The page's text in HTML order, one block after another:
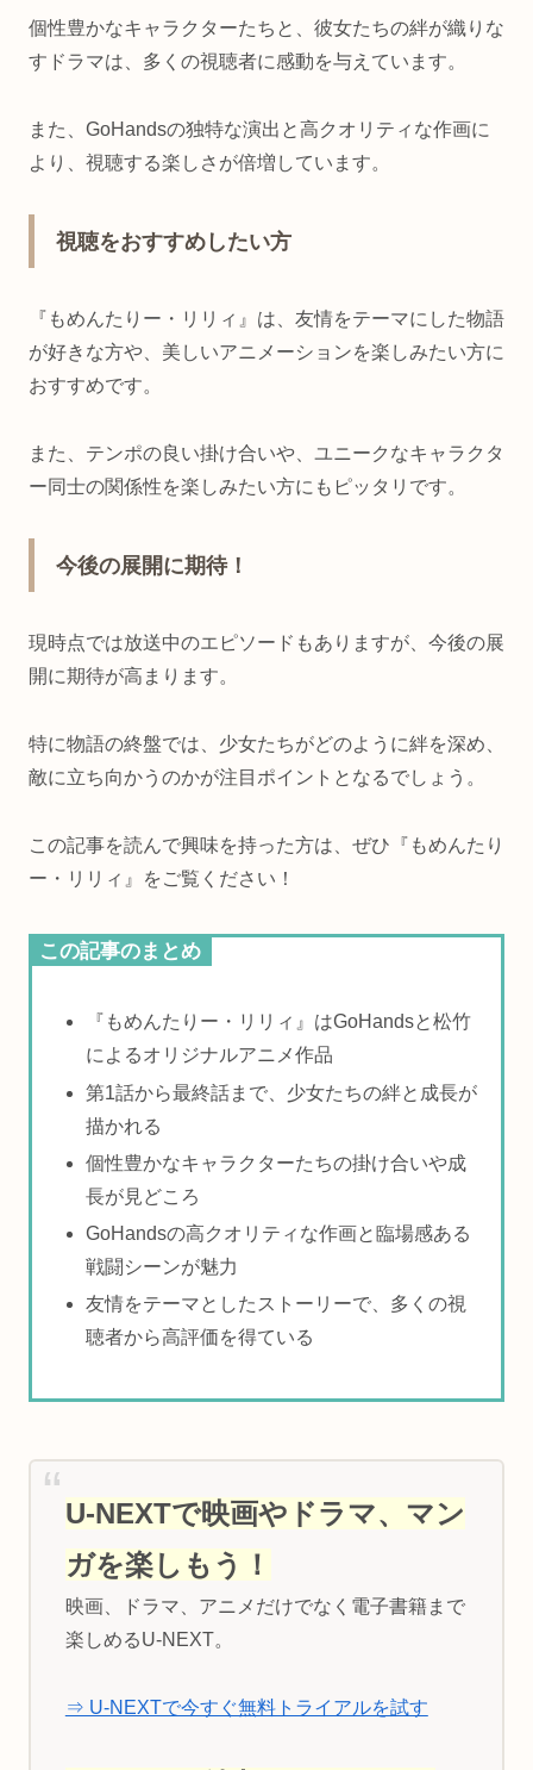
個性豊かなキャラクターたちと、彼女たちの絆が織りな
すドラマは、多くの視聴者に感動を与えています。
また、GoHandsの独特な演出と高クオリティな作画に
より、視聴する楽しさが倍増しています。
視聴をおすすめしたい方
『もめんたりー・リリィ』は、友情をテーマにした物語
が好きな方や、美しいアニメーションを楽しみたい方に
おすすめです。
また、テンポの良い掛け合いや、ユニークなキャラクタ
ー同士の関係性を楽しみたい方にもピッタリです。
今後の展開に期待！
現時点では放送中のエピソードもありますが、今後の展
開に期待が高まります。
特に物語の終盤では、少女たちがどのように絆を深め、
敵に立ち向かうのかが注目ポイントとなるでしょう。
この記事を読んで興味を持った方は、ぜひ『もめんたり
ー・リリィ』をご覧ください！
この記事のまとめ
『もめんたりー・リリィ』はGoHandsと松竹
によるオリジナルアニメ作品
第1話から最終話まで、少女たちの絆と成長が
描かれる
個性豊かなキャラクターたちの掛け合いや成
長が見どころ
GoHandsの高クオリティな作画と臨場感ある
戦闘シーンが魅力
友情をテーマとしたストーリーで、多くの視
聴者から高評価を得ている
U-NEXTで映画やドラマ、マン
ガを楽しもう！
映画、ドラマ、アニメだけでなく電子書籍まで
楽しめるU-NEXT。
⇒ U-NEXTで今すぐ無料トライアルを試す